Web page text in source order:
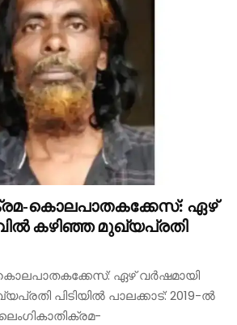
കൊലപാതകക്കേസ്: ഏഴ്
കഴിഞ്ഞ മുഖ്യപ്രതി
ഏഴ് വർഷമായി
പിടിയിൽ പാലക്കാട്: 2019-ൽ